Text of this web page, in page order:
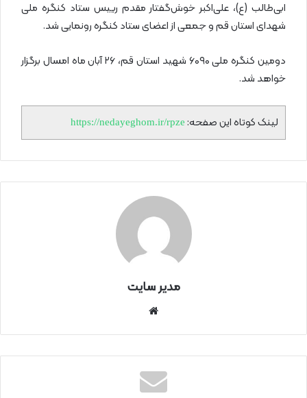
ابی‌طالب (ع)، علی‌اکبر خوش‌گفتار مقدم رییس ستاد کنگره ملی
شهدای استان قم و جمعی از اعضای ستاد کنگره رونمایی شد.
دومین کنگره ملی ۶۰۹۰ شهید استان قم، ۲۶ آبان ماه امسال برگزار
خواهد شد.
لینک کوتاه این صفحه: https://nedayeghom.ir/rpze
مدیر سایت
نتی